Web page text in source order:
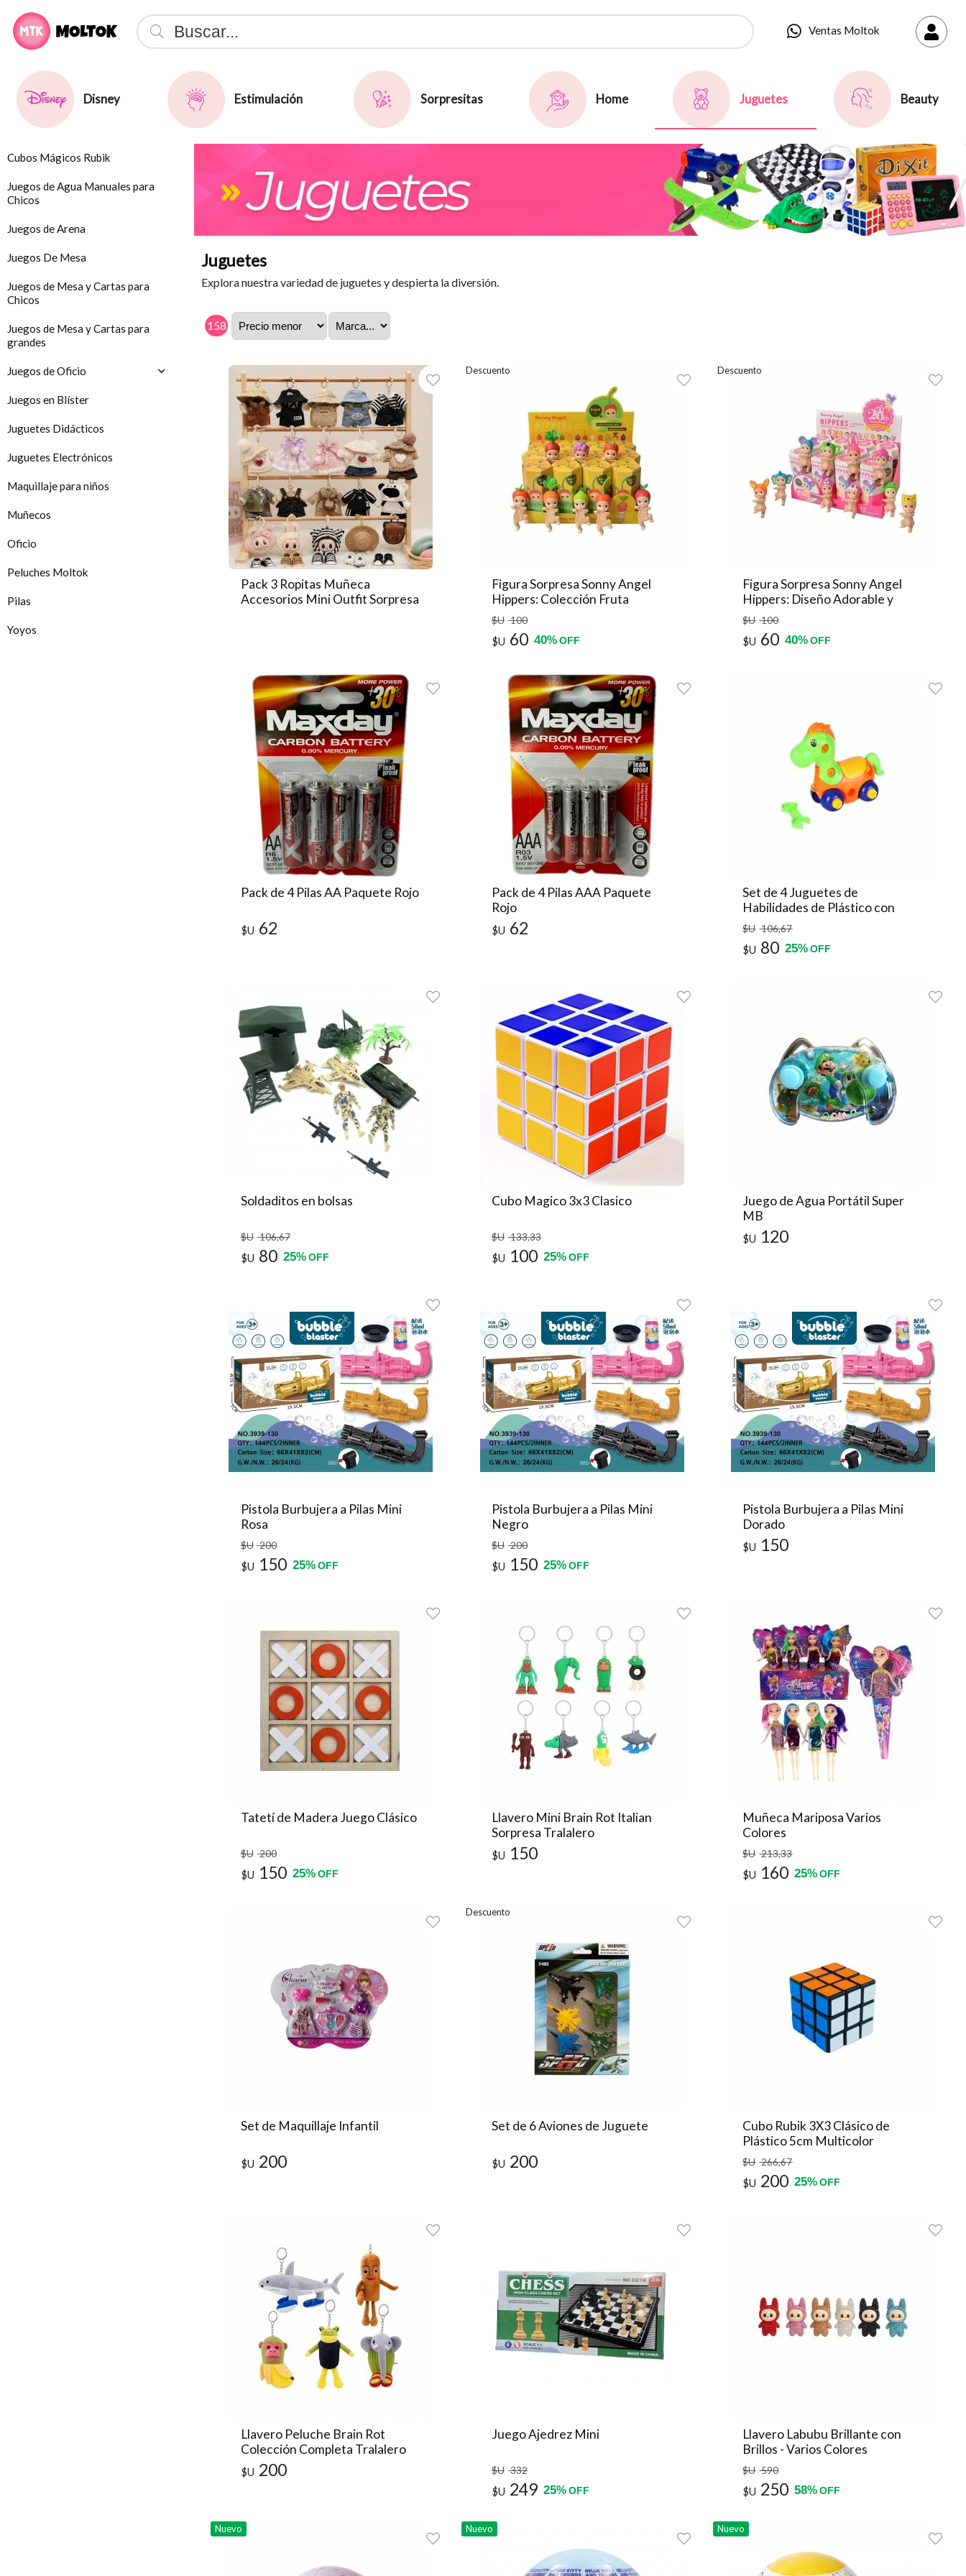
Ventas Moltok
Disney Estimulación Sorpresitas Home Juguetes Beauty
Cubos Mágicos Rubik
Juegos de Agua Manuales para
Chicos
Juegos de Arena
Juegos De Mesa
Juegos de Mesa y Cartas para
Chicos
Juegos de Mesa y Cartas para
grandes
Juegos de Oficio
Juegos en Blíster
Juguetes Didácticos
Juguetes Electrónicos
Maquillaje para niños
Muñecos
Oficio
Peluches Moltok
Pilas
Yoyos
Juguetes
Explora nuestra variedad de juguetes y despierta la diversión.
158
Pack 3 Ropitas Muñeca
Accesorios Mini Outfit Sorpresa
Descuento
Figura Sorpresa Sonny Angel
Hippers: Colección Fruta
Cosecha
$U 100
$U 60 40%OFF
Descuento
Figura Sorpresa Sonny Angel
Hippers: Diseño Adorable y
Coleccionable
$U 100
$U 60 40% OFF
Pack de 4 Pilas AA Paquete Rojo
$U 62
Pack de 4 Pilas AAA Paquete
Rojo
$U 62
Set de 4 Juguetes de
Habilidades de Plástico con
Diseño de Caballos - Multicolor
$U 106,67
$U 80 25% OFF
Soldaditos en bolsas
$U 106,67
$U 80 25% OFF
Cubo Magico 3x3 Clasico
$U 133,33
$U 100 25%OFF
Juego de Agua Portátil Super
MB
$U 120
Pistola Burbujera a Pilas Mini
Rosa
$U 200
$U 150 25% OFF
Pistola Burbujera a Pilas Mini
Negro
$U 200
$U 150 25%OFF
Pistola Burbujera a Pilas Mini
Dorado
$U 150
Tatetí de Madera Juego Clásico
$U 200
$U 150 25% OFF
Llavero Mini Brain Rot Italian
Sorpresa Tralalero
$U 150
Muñeca Mariposa Varios
Colores
$U 213,33
$U 160 25% OFF
Set de Maquillaje Infantil
$U 200
Descuento
Set de 6 Aviones de Juguete
$U 200
Cubo Rubik 3X3 Clásico de
Plástico 5cm Multicolor
$U 266,67
$U 200 25% OFF
Llavero Peluche Brain Rot
Colección Completa Tralalero
Tralala
$U 200
Juego Ajedrez Mini
$U 332
$U 249 25%OFF
Llavero Labubu Brillante con
Brillos - Varios Colores
$U 590
$U 250 58% OFF
Nuevo Nuevo Nuevo